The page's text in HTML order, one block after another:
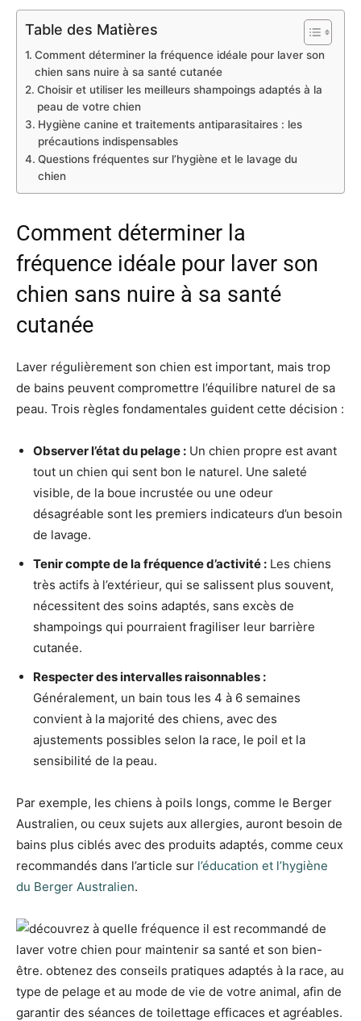
Table des Matières
Comment déterminer la fréquence idéale pour laver son
chien sans nuire à sa santé cutanée
Choisir et utiliser les meilleurs shampoings adaptés à la
peau de votre chien
Hygiène canine et traitements antiparasitaires : les
précautions indispensables
Questions fréquentes sur l’hygiène et le lavage du
chien
Comment déterminer la
fréquence idéale pour laver son
chien sans nuire à sa santé
cutanée
Laver régulièrement son chien est important, mais trop
de bains peuvent compromettre l’équilibre naturel de sa
peau. Trois règles fondamentales guident cette décision :
Observer l’état du pelage : Un chien propre est avant
tout un chien qui sent bon le naturel. Une saleté
visible, de la boue incrustée ou une odeur
désagréable sont les premiers indicateurs d’un besoin
de lavage.
Tenir compte de la fréquence d’activité : Les chiens
très actifs à l’extérieur, qui se salissent plus souvent,
nécessitent des soins adaptés, sans excès de
shampoings qui pourraient fragiliser leur barrière
cutanée.
Respecter des intervalles raisonnables :
Généralement, un bain tous les 4 à 6 semaines
convient à la majorité des chiens, avec des
ajustements possibles selon la race, le poil et la
sensibilité de la peau.
Par exemple, les chiens à poils longs, comme le Berger
Australien, ou ceux sujets aux allergies, auront besoin de
bains plus ciblés avec des produits adaptés, comme ceux
recommandés dans l’article sur l’éducation et l’hygiène
du Berger Australien.